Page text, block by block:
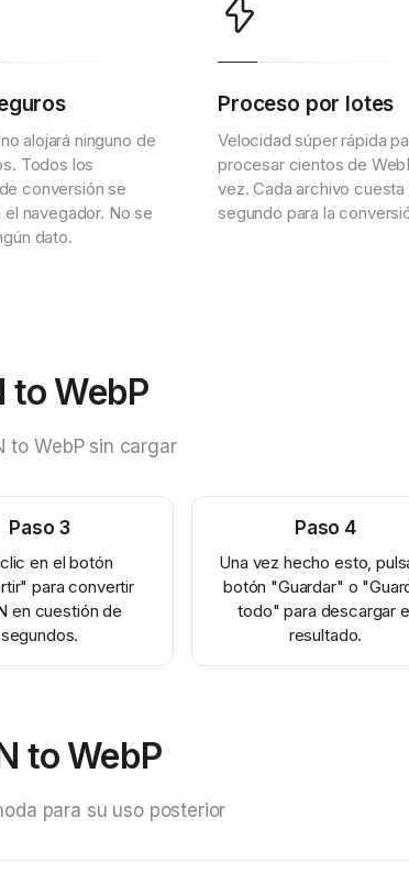
alojará ninguno de
Todos los
conversión se
el navegador. No se
dato.
Proceso por lotes
Velocidad súper rápida
procesar cientos de
vez. Cada archivo cuesta
segundo para la
to WebP
to WebP sin cargar
Paso 3
en el botón
para convertir
en cuestión de
segundos.
Paso 4
Una vez hecho esto,
botón "Guardar" o
todo" para descargar
resultado.
to WebP
para su uso posterior